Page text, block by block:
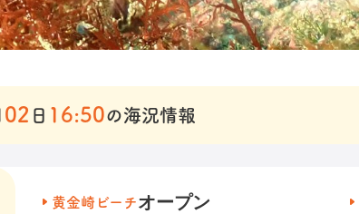
02 日 16:50の海況情報
黄金崎ビーチオープン